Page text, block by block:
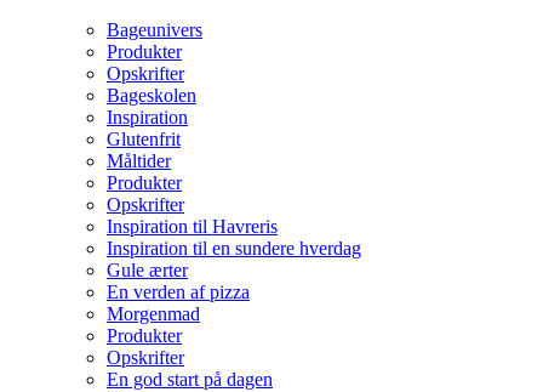
Bageunivers
Produkter
Opskrifter
Bageskolen
Inspiration
Glutenfrit
Måltider
Produkter
Opskrifter
Inspiration til Havreris
Inspiration til en sundere hverdag
Gule ærter
En verden af pizza
Morgenmad
Produkter
Opskrifter
En god start på dagen